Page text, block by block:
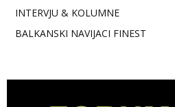
INTERVJU & KOLUMNE
BALKANSKI NAVIJACI FINEST